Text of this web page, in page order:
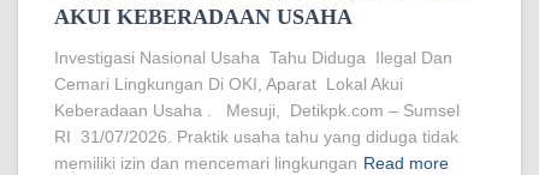
AKUI KEBERADAAN USAHA
Investigasi Nasional Usaha Tahu Diduga Ilegal Dan
Cemari Lingkungan Di OKI, Aparat Lokal Akui
Keberadaan Usaha . Mesuji, Detikpk.com – Sumsel
RI 31/07/2026. Praktik usaha tahu yang diduga tidak
memiliki izin dan mencemari lingkungan Read more